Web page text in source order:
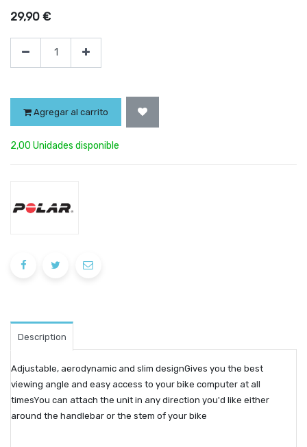
29,90 €
Agregar al carrito
2,00 Unidades disponible
Description
Adjustable, aerodynamic and slim designGives you the best
viewing angle and easy access to your bike computer at all
timesYou can attach the unit in any direction you'd like either
around the handlebar or the stem of your bike